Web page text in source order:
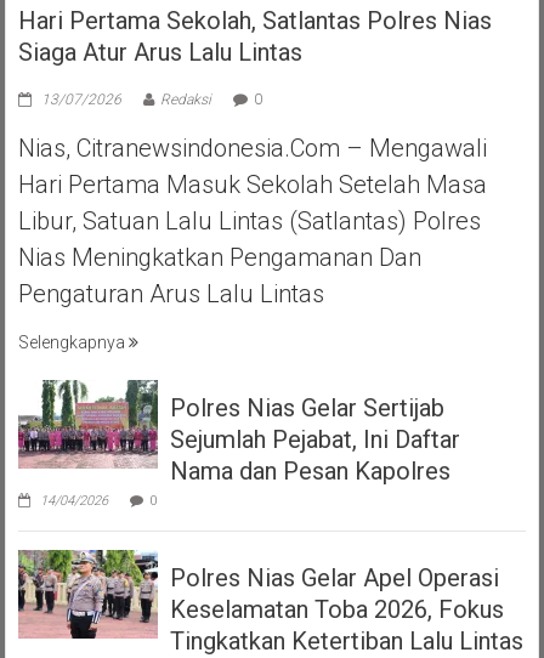
Hari Pertama Sekolah, Satlantas Polres Nias
Siaga Atur Arus Lalu Lintas
13/07/2026 Redaksi 0
Nias, Citranewsindonesia.com – Mengawali
Hari Pertama Masuk Sekolah Setelah Masa
Libur, Satuan Lalu Lintas (Satlantas) Polres
Nias Meningkatkan Pengamanan Dan
Pengaturan Arus Lalu Lintas
Selengkapnya
Polres Nias Gelar Sertijab
Sejumlah Pejabat, Ini Daftar
Nama dan Pesan Kapolres
14/04/2026 0
Polres Nias Gelar Apel Operasi
Keselamatan Toba 2026, Fokus
Tingkatkan Ketertiban Lalu Lintas